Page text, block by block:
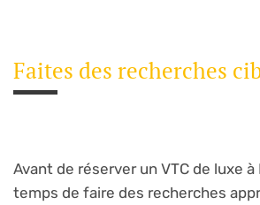
Faites des recherches
Avant de réserver un VTC de luxe à
temps de faire des recherches